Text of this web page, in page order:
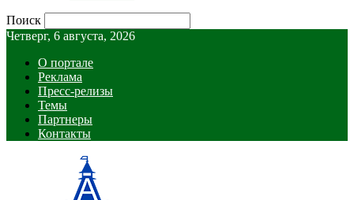
Поиск
Четверг, 6 августа, 2026
О портале
Реклама
Пресс-релизы
Темы
Партнеры
Контакты